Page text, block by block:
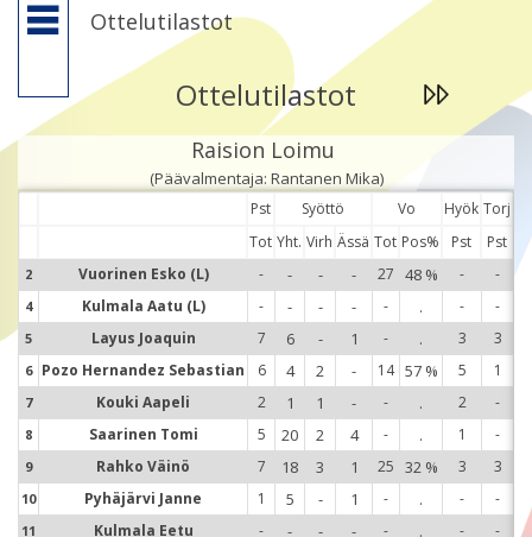
Ottelutilastot
Ottelutilastot
Raision Loimu
(Päävalmentaja: Rantanen Mika)
Pst Syöttö Vo Hyök Torj
Tot Yht. Virh Ässä Tot Pos% Pst Pst
2 Vuorinen Esko (L) - - - - 27 48 % - -
4 Kulmala Aatu (L) - - - - - . - -
5 Layus Joaquin 7 6 - 1 - . 3 3
6 Pozo Hernandez Sebastian 6 4 2 - 14 57 % 5 1
7 Kouki Aapeli 2 1 1 - - . 2 -
8 Saarinen Tomi 5 20 2 4 - . 1 -
9 Rahko Väinö 7 18 3 1 25 32 % 3 3
10 Pyhäjärvi Janne 1 5 - 1 - . - -
11 Kulmala Eetu - - - - - . - -